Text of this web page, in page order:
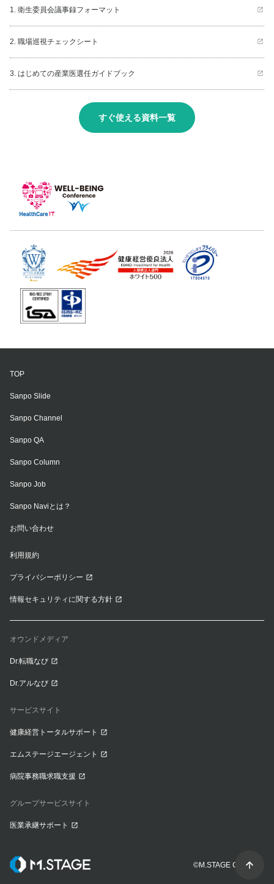
1. 衛生委員会議事録フォーマット
2. 職場巡視チェックシート
3. はじめての産業医選任ガイドブック
すぐ使える資料一覧
TOP
Sanpo Slide
Sanpo Channel
Sanpo QA
Sanpo Column
Sanpo Job
Sanpo Naviとは？
お問い合わせ
利用規約
プライバシーポリシー
情報セキュリティに関する方針
オウンドメディア
Dr.転職なび
Dr.アルなび
サービスサイト
健康経営トータルサポート
エムステージエージェント
病院事務職求職支援
グループサービスサイト
医業承継サポート
©M.STAGE CO., LTD.